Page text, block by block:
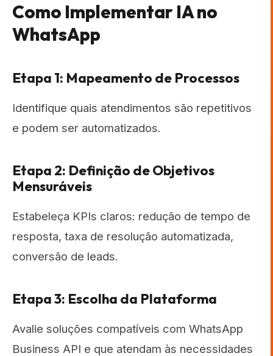
Como Implementar IA no
WhatsApp
Etapa 1: Mapeamento de Processos
Identifique quais atendimentos são repetitivos
e podem ser automatizados.
Etapa 2: Definição de Objetivos
Mensuráveis
Estabeleça KPIs claros: redução de tempo de
resposta, taxa de resolução automatizada,
conversão de leads.
Etapa 3: Escolha da Plataforma
Avalie soluções compatíveis com WhatsApp
Business API e que atendam às necessidades